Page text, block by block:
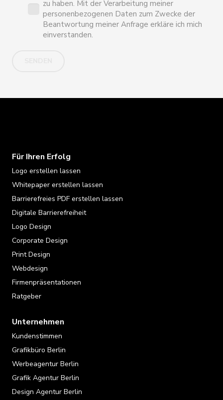
zu haben. Mit der Verarbeitung meiner
personenbezogenen Daten zum Zwecke der
Beantwortung meiner Anfrage erkläre ich mich
einverstanden.
Für Ihren Erfolg
Logo erstellen lassen
Whitepaper erstellen lassen
Barrierefreies PDF erstellen lassen
Digitale Barrierefreiheit
Logo Design
Corporate Design
Print Design
Webdesign
Firmenpräsentationen
Ratgeber
Unternehmen
Kundenstimmen
Grafikbüro Berlin
Werbeagentur Berlin
Grafik Agentur Berlin
Design Agentur Berlin